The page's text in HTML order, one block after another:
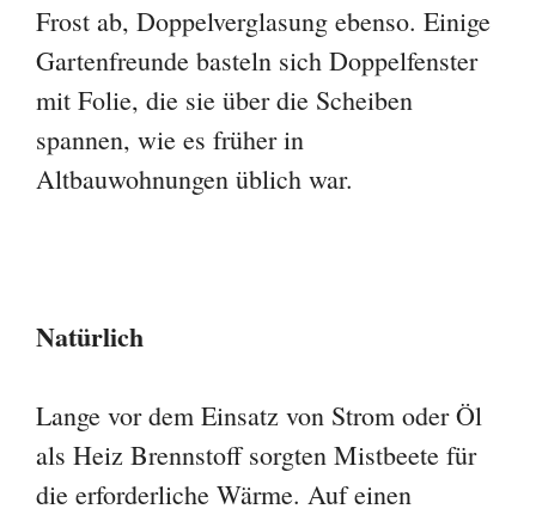
Frost ab, Doppelverglasung ebenso. Einige
Gartenfreunde basteln sich Doppelfenster
mit Folie, die sie über die Scheiben
spannen, wie es früher in
Altbauwohnungen üblich war.
Natürlich
Lange vor dem Einsatz von Strom oder Öl
als Heiz Brennstoff sorgten Mistbeete für
die erforderliche Wärme. Auf einen